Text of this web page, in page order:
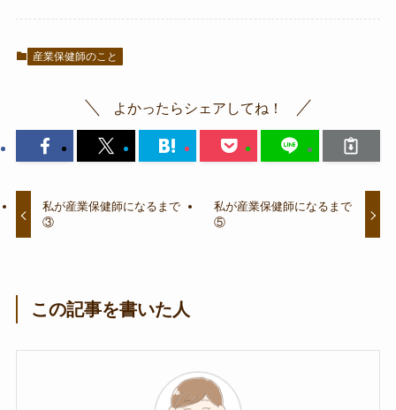
産業保健師のこと
よかったらシェアしてね！
私が産業保健師になるまで
③
私が産業保健師になるまで
⑤
この記事を書いた人